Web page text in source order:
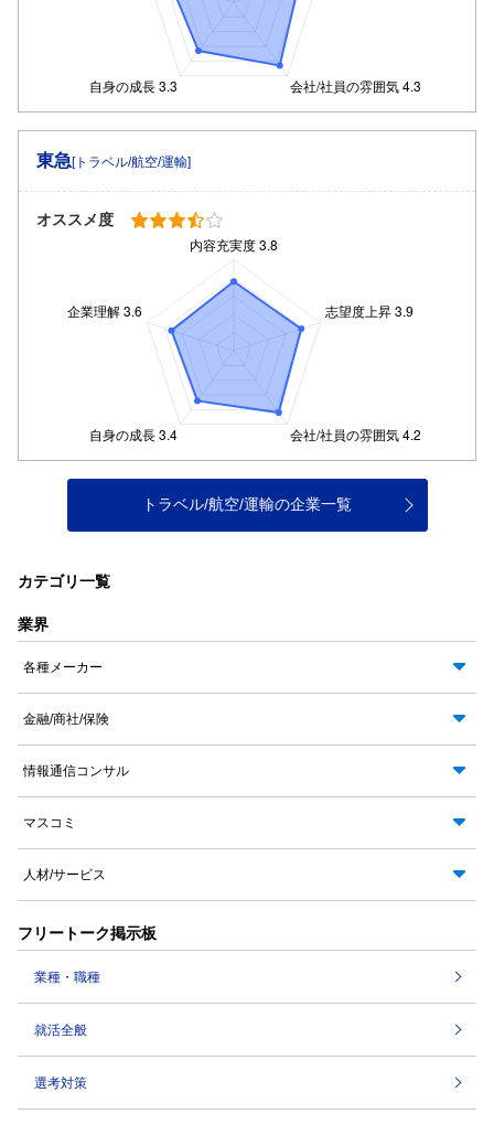
東急[トラベル/航空/運輸]
オススメ度
トラベル/航空/運輸の企業一覧
カテゴリ一覧
業界
各種メーカー
金融/商社/保険
情報通信コンサル
マスコミ
人材/サービス
フリートーク掲示板
業種・職種
就活全般
選考対策